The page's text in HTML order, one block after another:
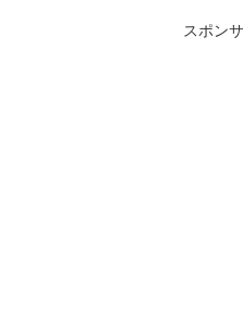
スポン